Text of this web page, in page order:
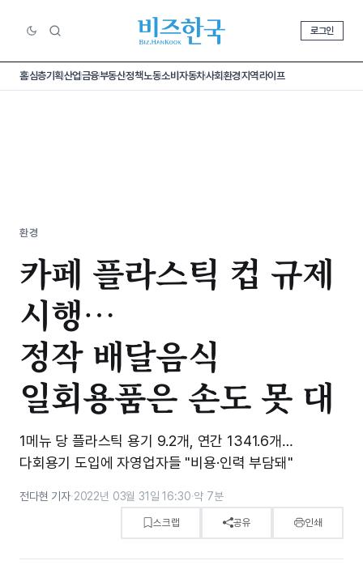
로그인
홈심층기획산업금융부동산정책노동소비 자동차사회환경지역라이프
환경
카페 플라스틱 컵 규제
시행…
정작 배달음식
일회용품은 손도 못 대
1메뉴 당 플라스틱 용기 9.2개, 연간 1341.6개…
다회용기 도입에 자영업자들 "비용·인력 부담돼"
전다현 기자·2022년 03월 31일 16:30·약 7분
스크랩 공유 인쇄